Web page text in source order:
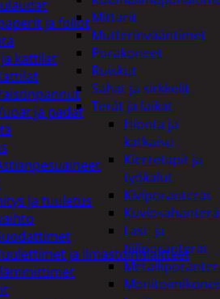
Mittarit
Mutterinvääntimet
Porakoneet
Ruiskut
Sahat ja sirkkelit
Terät ja laikat
Hionta ja
katkaisu
Kierretapit ja
työkalut
Kiviporanterät
Kuviosahanterä
Lasi- ja
tiiliporanterät
ja foliot
kattilat
ja padat
ja tuuletus
ja Ilmastointilaitteet